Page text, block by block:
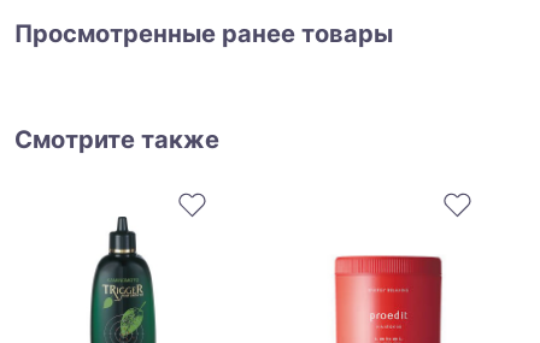
Просмотренные ранее товары
Смотрите также